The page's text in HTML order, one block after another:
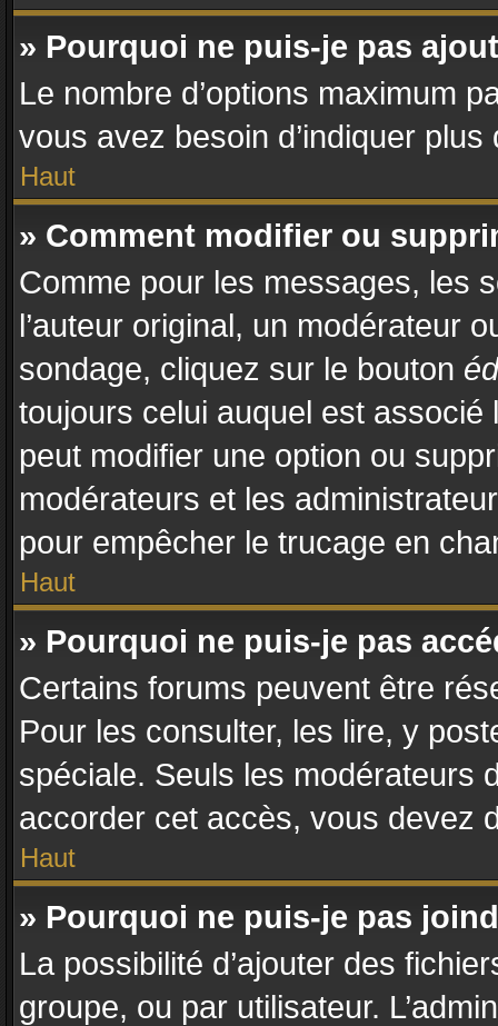
» Pourquoi ne puis-je pas
Le nombre d’options maximum
vous avez besoin d’indiquer plus
Haut
» Comment modifier ou
Comme pour les messages, les
l’auteur original, un modérateur
sondage, cliquez sur le bouton
toujours celui auquel est associé
peut modifier une option ou
modérateurs et les
pour empêcher le trucage en
Haut
» Pourquoi ne puis-je pas
Certains forums peuvent être
Pour les consulter, les lire, y
spéciale. Seuls les modérateurs
accorder cet accès, vous devez
Haut
» Pourquoi ne puis-je pas
La possibilité d’ajouter des
groupe, ou par utilisateur.